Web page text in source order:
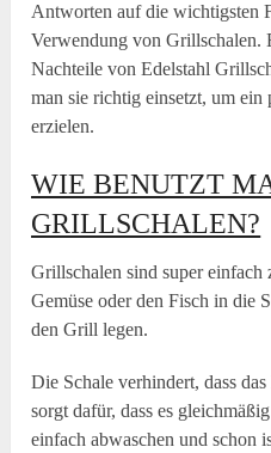
Antworten auf die wichtigsten
Verwendung von Grillschalen.
Nachteile von Edelstahl
man sie richtig einsetzt, um
erzielen.
WIE BENUTZT
GRILLSCHALEN?
Grillschalen sind super
Gemüse oder den Fisch in die
den Grill legen.
Die Schale verhindert, dass
sorgt dafür, dass es
einfach abwaschen und schon